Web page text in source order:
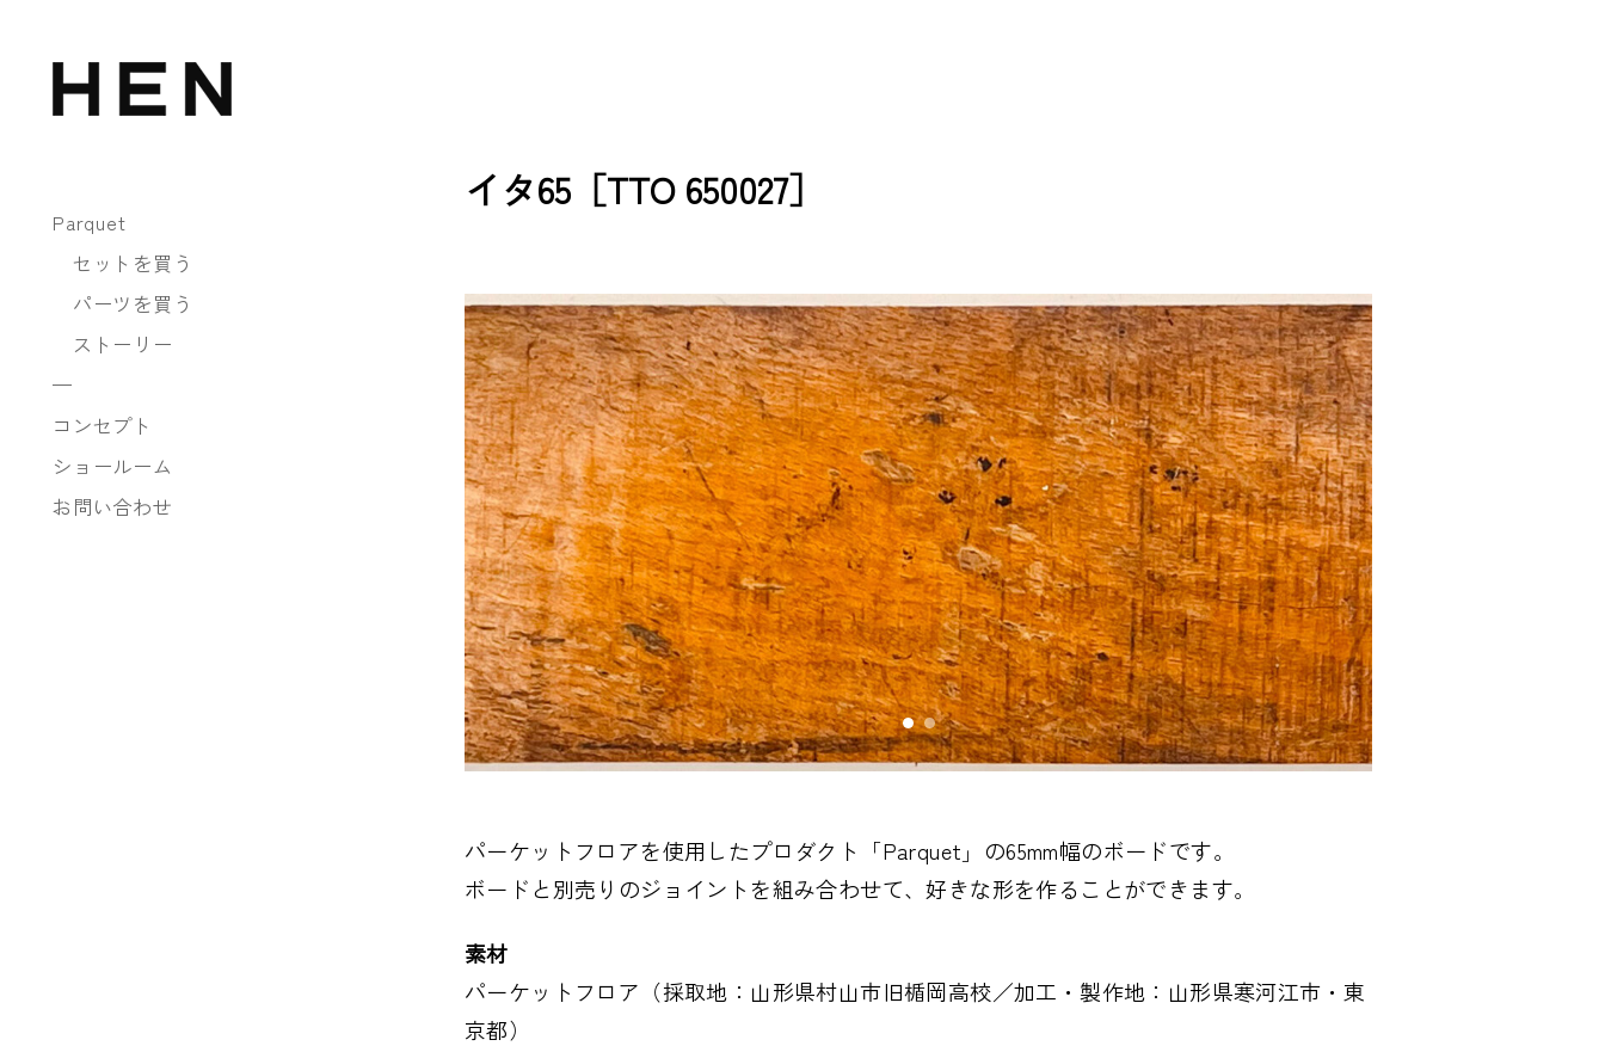
content
H
N
Parquet
セットを買う
パーツを買う
ストーリー
—
コンセプト
ショールーム
お問い合わせ
イタ65［TTO 650027］
パーケットフロアを使用したプロダクト「Parquet」の65mm幅のボードです。
ボードと別売りのジョイントを組み合わせて、好きな形を作ることができます。
素材
パーケットフロア（採取地：山形県村山市旧楯岡高校／加工・製作地：山形県寒河江市・東
京都）